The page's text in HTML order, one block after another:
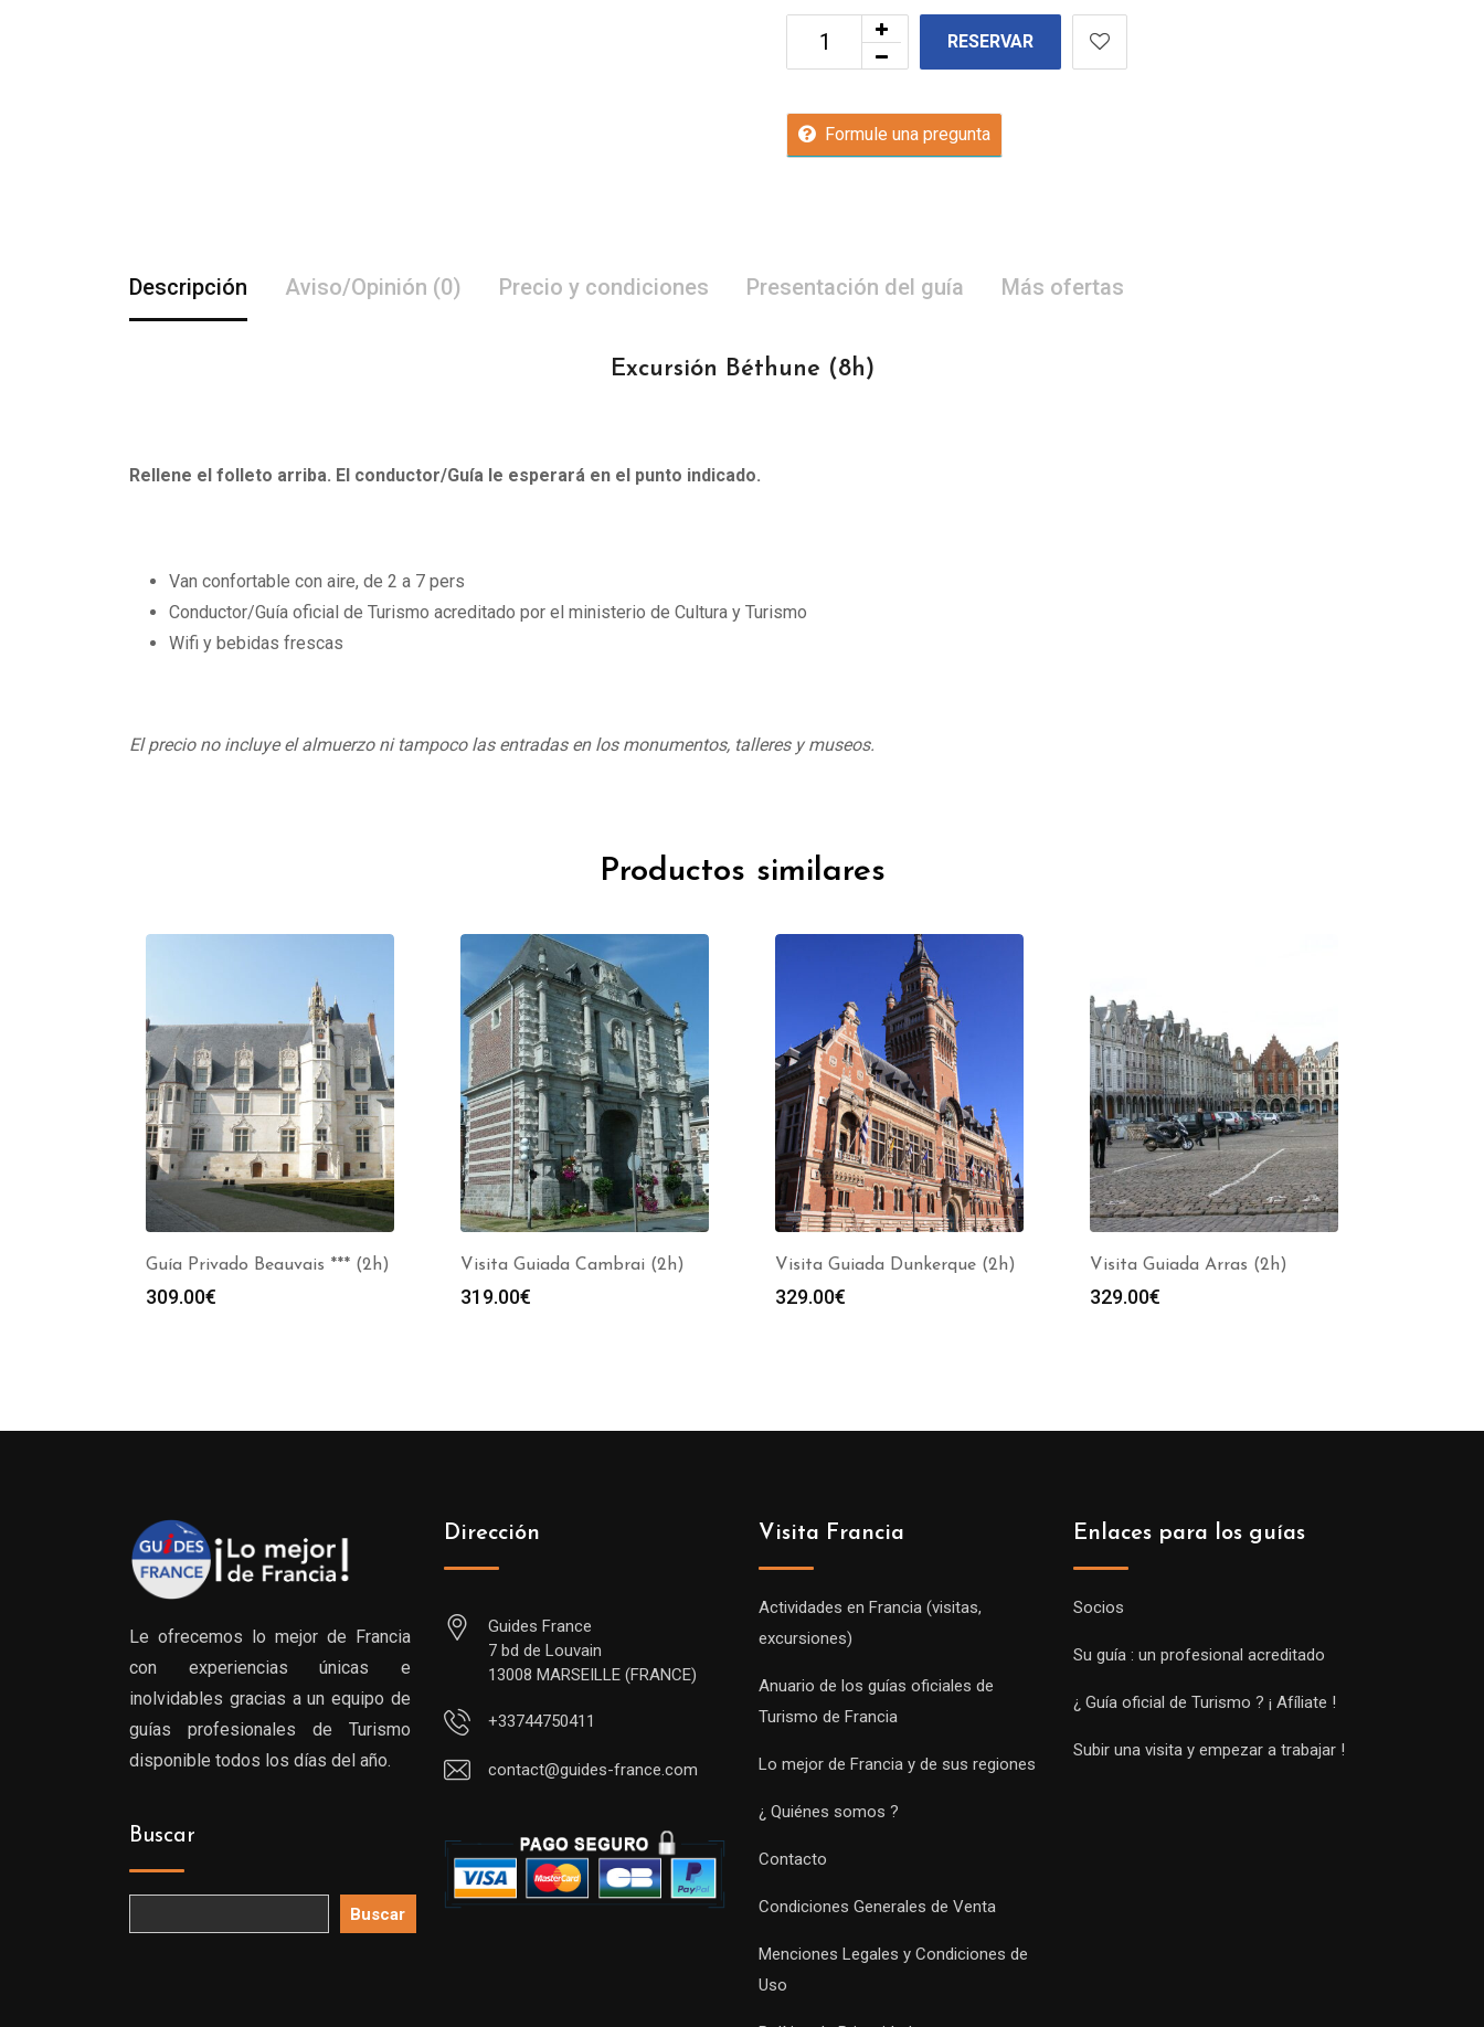
RESERVAR
Formule una pregunta
Descripción Aviso/Opinión (0) Precio y condiciones Presentación del guía Más ofertas
Excursión Béthune (8h)
Rellene el folleto arriba. El conductor/Guía le esperará en el punto indicado.
Van confortable con aire, de 2 a 7 pers
Conductor/Guía oficial de Turismo acreditado por el ministerio de Cultura y Turismo
Wifi y bebidas frescas
El precio no incluye el almuerzo ni tampoco las entradas en los monumentos, talleres y museos.
Productos similares
Guía Privado Beauvais *** (2h)
309.00€
Visita Guiada Cambrai (2h)
319.00€
Visita Guiada Dunkerque (2h)
329.00€
Visita Guiada Arras (2h)
329.00€
Le ofrecemos lo mejor de Francia
con experiencias únicas e
inolvidables gracias a un equipo de
guías profesionales de Turismo
disponible todos los días del año.
Buscar
Buscar
Dirección
Guides France
7 bd de Louvain
13008 MARSEILLE (FRANCE)
+33744750411
contact@guides-france.com
Visita Francia
Actividades en Francia (visitas,
excursiones)
Anuario de los guías oficiales de
Turismo de Francia
Lo mejor de Francia y de sus regiones
¿ Quiénes somos ?
Contacto
Condiciones Generales de Venta
Menciones Legales y Condiciones de
Uso
Enlaces para los guías
Socios
Su guía : un profesional acreditado
¿ Guía oficial de Turismo ? ¡ Afíliate !
Subir una visita y empezar a trabajar !